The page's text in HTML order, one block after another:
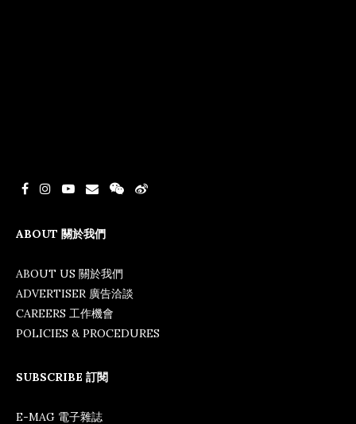
ABOUT 關於我們
ABOUT US 關於我們
ADVERTISER 廣告洽談
CAREERS 工作機會
POLICIES & PROCEDURES
SUBSCRIBE 訂閱
E-MAG 電子雜誌